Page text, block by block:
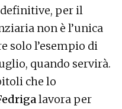
per il
non è l’unica
solo l’esempio di
quando servirà.
che lo
lavora per